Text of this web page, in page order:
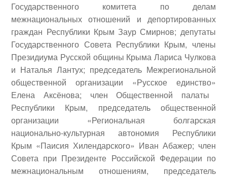
Государственного комитета по делам
межнациональных отношений и депортированных
граждан Республики Крым Заур Смирнов; депутаты
Государственного Совета Республики Крым, члены
Президиума Русской общины Крыма Лариса Чулкова
и Наталья Лантух; председатель Межрегиональной
общественной организации «Русское единство»
Елена Аксёнова; член Общественной палаты
Республики Крым, председатель общественной
организации «Региональная болгарская
национально-культурная автономия Республики
Крым «Паисия Хилендарского» Иван Абажер; член
Совета при Президенте Российской Федерации по
межнациональным отношениям, председатель